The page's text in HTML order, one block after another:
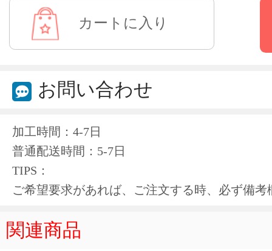
お問い合わせ
加工時間：4-7日
普通配送時間：5-7日
TIPS：
ご希望要求があれば、ご注文する時、必ず備
関連商品